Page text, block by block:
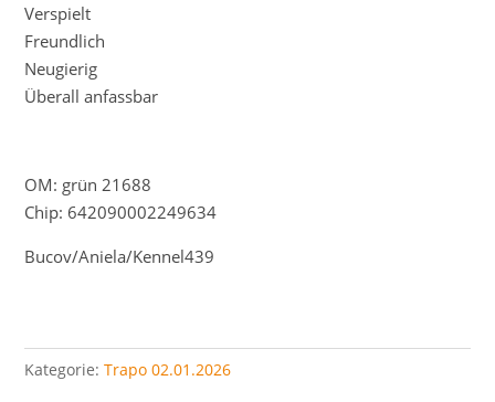
Verspielt
Freundlich
Neugierig
Überall anfassbar
OM: grün 21688
Chip: 642090002249634
Bucov/Aniela/Kennel439
Kategorie:Trapo 02.01.2026